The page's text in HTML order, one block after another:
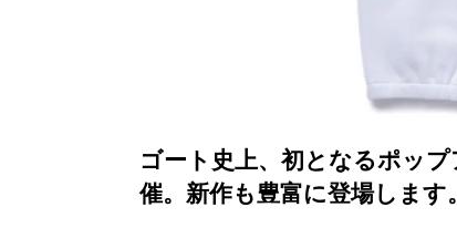
ゴート史上、初となるポッ
催。新作も豊富に登場します。